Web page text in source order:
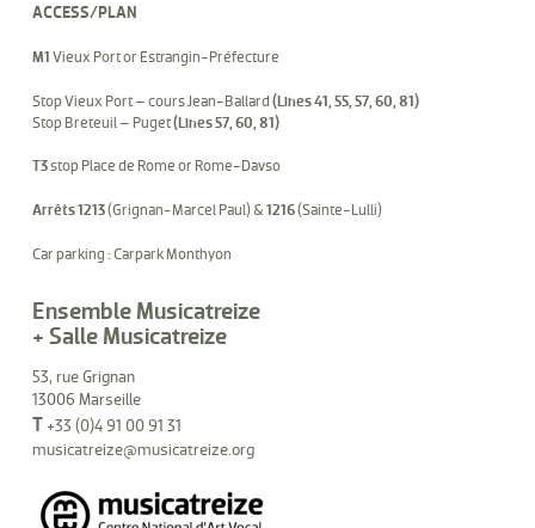
ACCESS/PLAN
M1 Vieux Port or Estrangin-Préfecture
Stop Vieux Port – cours Jean-Ballard (Lines 41, 55, 57, 60, 81)
Stop Breteuil – Puget(Lines 57, 60, 81)
T3stop Place de Rome or Rome-Davso
Arrêts 1213(Grignan-Marcel Paul) & 1216(Sainte-Lulli)
Car parking : Carpark Monthyon
Ensemble Musicatreize
+ Salle Musicatreize
53, rue Grignan
13006 Marseille
T+33 (0)4 91 00 91 31
musicatreize@musicatreize.org